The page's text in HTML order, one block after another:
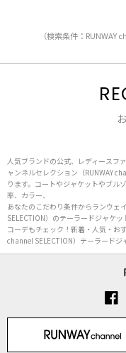
（検索条件：RUNWAY
人気ブランドの公式、レディースフ
ャンネルセレクション（RUNWAY
ります。コートやジャケットやブル
率、カラー、
あなたのこだわり条件からランウェ
SELECTION）のテーラードジャケ
コーデもチェック！新着・人気・お
channel SELECTION）テーラードジ